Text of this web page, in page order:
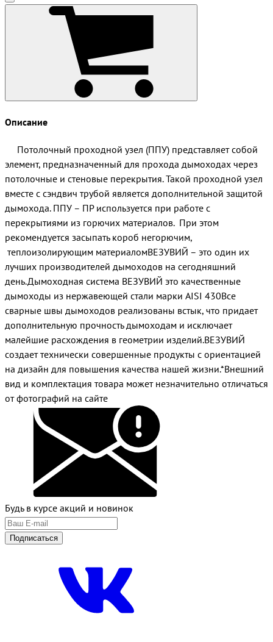
Описание
Потолочный проходной узел (ППУ) представляет собой
элемент, предназначенный для прохода дымоходах через
потолочные и стеновые перекрытия. Такой проходной узел
вместе с сэндвич трубой является дополнительной защитой
дымохода. ППУ – ПР используется при работе с
перекрытиями из горючих материалов. При этом
рекомендуется засыпать короб негорючим,
теплоизолирующим материаломВЕЗУВИЙ – это один их
лучших производителей дымоходов на сегодняшний
день.Дымоходная система ВЕЗУВИЙ это качественные
дымоходы из нержавеющей стали марки AISI 430Все
сварные швы дымоходов реализованы встык, что придает
дополнительную прочность дымоходам и исключает
малейшие расхождения в геометрии изделий.ВЕЗУВИЙ
создает технически совершенные продукты с ориентацией
на дизайн для повышения качества нашей жизни.*Внешний
вид и комплектация товара может незначительно отличаться
от фотографий на сайте
Будь в курсе акций и новинок
Подписаться